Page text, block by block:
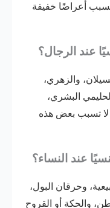
أعراضًا خفيفة
عند الرجال؟
والزهري،
البشري،
لا تسبب بعض هذه
عند النساء؟
وحرقان البول،
والحكة أو القروح